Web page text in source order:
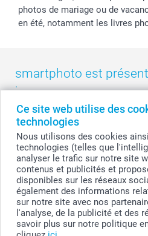
Ce site web utilise des
technologies
Nous utilisons des cookies
technologies (telles que
analyser le trafic sur notre site
contenus et publicités et
disponibles sur les réseaux
également des informations
sur notre site avec nos
l'analyse, de la publicité et des
savoir plus sur notre politique
photos de mariage ou de
en été, notamment les livres
smartphoto est
:
België - Belgique - Danmark -
- Nederland - Norge
Switzerland - Suomi - Sverige -
Other Countries
Tous les prix sont en francs suisses